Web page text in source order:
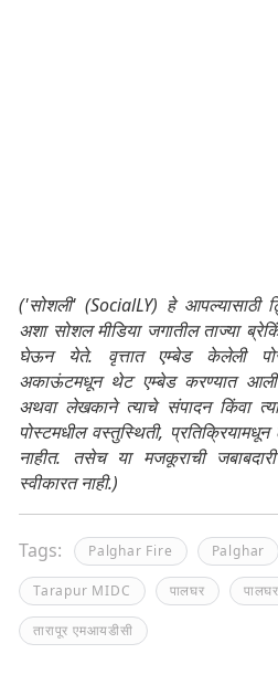
('सोशली' (SocialLY) हे आपल्यासाठी
अशा सोशल मीडिया जगातील ताज्या
घेऊन येते. वृत्तात एम्बेड केलेली
अकाऊंटमधून थेट एम्बेड करण्यात आली
अथवा लेखकाने त्याचे संपादन किंवा
पोस्टमधील वस्तुस्थिती,
नाहीत. तसेच या मजकूराची
स्वीकारत नाही.)
Tags: Palghar Fire Palghar
Tarapur MIDC पालघर
तारापूर एमआयडीसी